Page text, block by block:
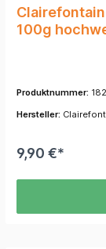
100g
Produktnummer:
Hersteller:
9,90 €*